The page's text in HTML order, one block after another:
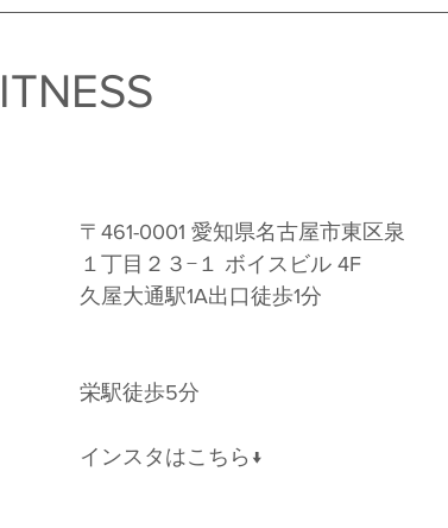
〒461-0001 愛知県名古屋市東区泉
１丁目２３−１ ボイスビル 4F
久屋大通駅1A出口徒歩1分
栄駅徒歩5分
インスタはこちら↓